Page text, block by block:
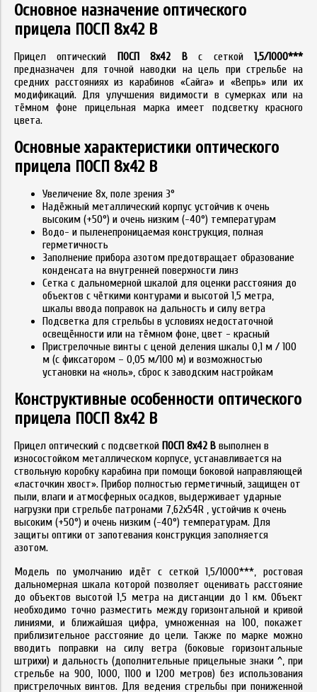
Основное назначение оптического
прицела ПОСП 8x42 В
Прицел оптический ПОСП 8x42 Вс сеткой1,5/1000***
предназначен для точной наводки на цель при стрельбе на
средних расстояниях из карабинов «Сайга» и «Вепрь» или их
модификаций. Для улучшения видимости в сумерках или на
тёмном фоне прицельная марка имеет подсветку красного
цвета.
Основные характеристики оптического
прицела ПОСП 8x42 В
Увеличение 8x, поле зрения 3°
Надёжный металлический корпус устойчив к очень
высоким (+50°) и очень низким (-40°) температурам
Водо- и пыленепроницаемая конструкция, полная
герметичность
Заполнение прибора азотом предотвращает образование
конденсата на внутренней поверхности линз
Сетка с дальномерной шкалой для оценки расстояния до
объектов с чёткими контурами и высотой 1,5 метра,
шкалы ввода поправок на дальность и силу ветра
Подсветка для стрельбы в условиях недостаточной
освещённости или на тёмном фоне, цвет - красный
Пристрелочные винты с ценой деления шкалы 0,1 м / 100
м (с фиксатором – 0,05 м/100 м) и возможностью
установки на «ноль», сброс к заводским настройкам
Конструктивные особенности оптического
прицела ПОСП 8x42 В
Прицел оптический с подсветкой ПОСП 8x42 В выполнен в
износостойком металлическом корпусе, устанавливается на
ствольную коробку карабина при помощи боковой направляющей
«ласточкин хвост». Прибор полностью герметичный, защищен от
пыли, влаги и атмосферных осадков, выдерживает ударные
нагрузки при стрельбе патронами 7,62х54R , устойчив к очень
высоким (+50°) и очень низким (-40°) температурам. Для
защиты оптики от запотевания конструкция заполняется
азотом.
Модель по умолчанию идёт с сеткой 1,5/1000***, ростовая
дальномерная шкала которой позволяет оценивать расстояние
до объектов высотой 1,5 метра на дистанции до 1 км. Объект
необходимо точно разместить между горизонтальной и кривой
линиями, и ближайшая цифра, умноженная на 100, покажет
приблизительное расстояние до цели. Также по марке можно
вводить поправки на силу ветра (боковые горизонтальные
штрихи) и дальность (дополнительные прицельные знаки ^, при
стрельбе на 900, 1000, 1100 и 1200 метров) без использования
пристрелочных винтов. Для ведения стрельбы при пониженной